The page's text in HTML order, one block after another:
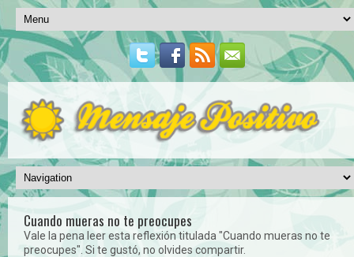
Cuando mueras no te preocupes
Vale la pena leer esta reflexión titulada "Cuando mueras no te
preocupes". Si te gustó, no olvides compartir.